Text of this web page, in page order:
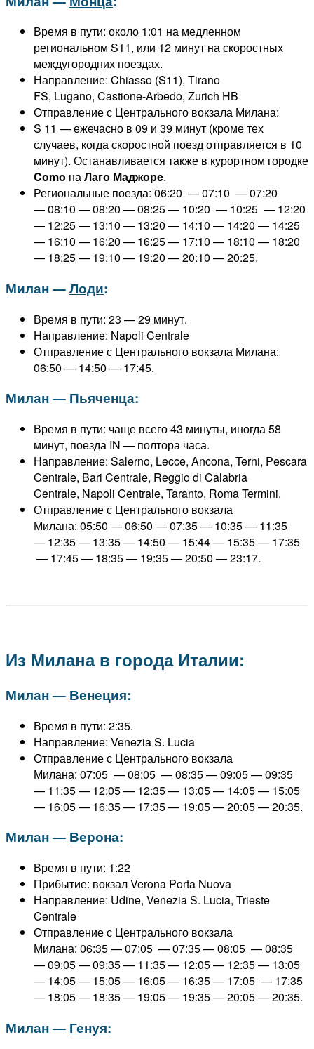
Время в пути: около 1:01 на медленном
региональном S11, или 12 минут на скоростных
междугородних поездах.
Направление: Chiasso (S11), Tirano
FS, Lugano, Castione-Arbedo, Zurich HB
Отправление с Центрального вокзала Милана:
S 11 — ежечасно в 09 и 39 минут (кроме тех
случаев, когда скоростной поезд отправляется в 10
минут). Останавливается также в курортном городке
Como наЛаго Маджоре.
Региональные поезда: 06:20 — 07:10 — 07:20
— 08:10 — 08:20 — 08:25 — 10:20 — 10:25 — 12:20
— 12:25 — 13:10 — 13:20 — 14:10 — 14:20 — 14:25
— 16:10 — 16:20 — 16:25 — 17:10 — 18:10 — 18:20
— 18:25 — 19:10 — 19:20 — 20:10 — 20:25.
Милан —Лоди:
Время в пути: 23 — 29 минут.
Направление: Napoli Centrale
Отправление с Центрального вокзала Милана:
06:50 — 14:50 — 17:45.
Милан — Пьяченца:
Время в пути: чаще всего 43 минуты, иногда 58
минут, поезда IN — полтора часа.
Направление: Salerno, Lecce, Ancona, Terni, Pescara
Centrale, Bari Centrale, Reggio di Calabria
Centrale, Napoli Centrale, Taranto, Roma Termini.
Отправление с Центрального вокзала
Милана: 05:50 — 06:50 — 07:35 — 10:35 — 11:35
— 12:35 — 13:35 — 14:50 — 15:44 — 15:35 — 17:35
— 17:45 — 18:35 — 19:35 — 20:50 — 23:17.
Из Милана в города Италии:
Милан — Венеция:
Время в пути: 2:35.
Направление: Venezia S. Lucia
Отправление с Центрального вокзала
Милана: 07:05 — 08:05 — 08:35 — 09:05 — 09:35
— 11:35 — 12:05 — 12:35 — 13:05 — 14:05 — 15:05
— 16:05 — 16:35 — 17:35 — 19:05 — 20:05 — 20:35.
Милан — Верона:
Время в пути: 1:22
Прибытие: вокзал Verona Porta Nuova
Направление: Udine, Venezia S. Lucia, Trieste
Centrale
Отправление с Центрального вокзала
Милана: 06:35 — 07:05 — 07:35 — 08:05 — 08:35
— 09:05 — 09:35 — 11:35 — 12:05 — 12:35 — 13:05
— 14:05 — 15:05 — 16:05 — 16:35 — 17:05 — 17:35
— 18:05 — 18:35 — 19:05 — 19:35 — 20:05 — 20:35.
Милан — Генуя: